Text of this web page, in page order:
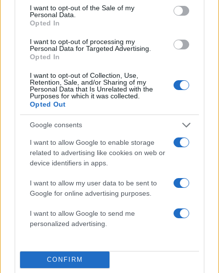
consent section.
I want to opt-out of the Sale of my
Personal Data.
Opted In
I want to opt-out of processing my
Personal Data for Targeted Advertising.
Opted In
I want to opt-out of Collection, Use,
Retention, Sale, and/or Sharing of my
Personal Data that Is Unrelated with the
Purposes for which it was collected.
Opted Out
Google consents
I want to allow Google to enable storage
related to advertising like cookies on web or
device identifiers in apps.
I want to allow my user data to be sent to
Google for online advertising purposes.
I want to allow Google to send me
personalized advertising.
CONFIRM
2000 /2000
Όροι Χρήσης . Το site προστατεύεται από reCAPTCHA, ισχύουν
Lifestyle
ΔΗΜΗΤΡΗΣ ΚΟΚΟΤΑΣ
Share:
ενημερωθείτε πρώτοι για όλη την ειδησεογραφία και τα
τελευταία νέατης ημέρας